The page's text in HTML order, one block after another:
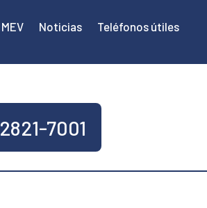
MEV Noticias Teléfonos útiles
2821-7001